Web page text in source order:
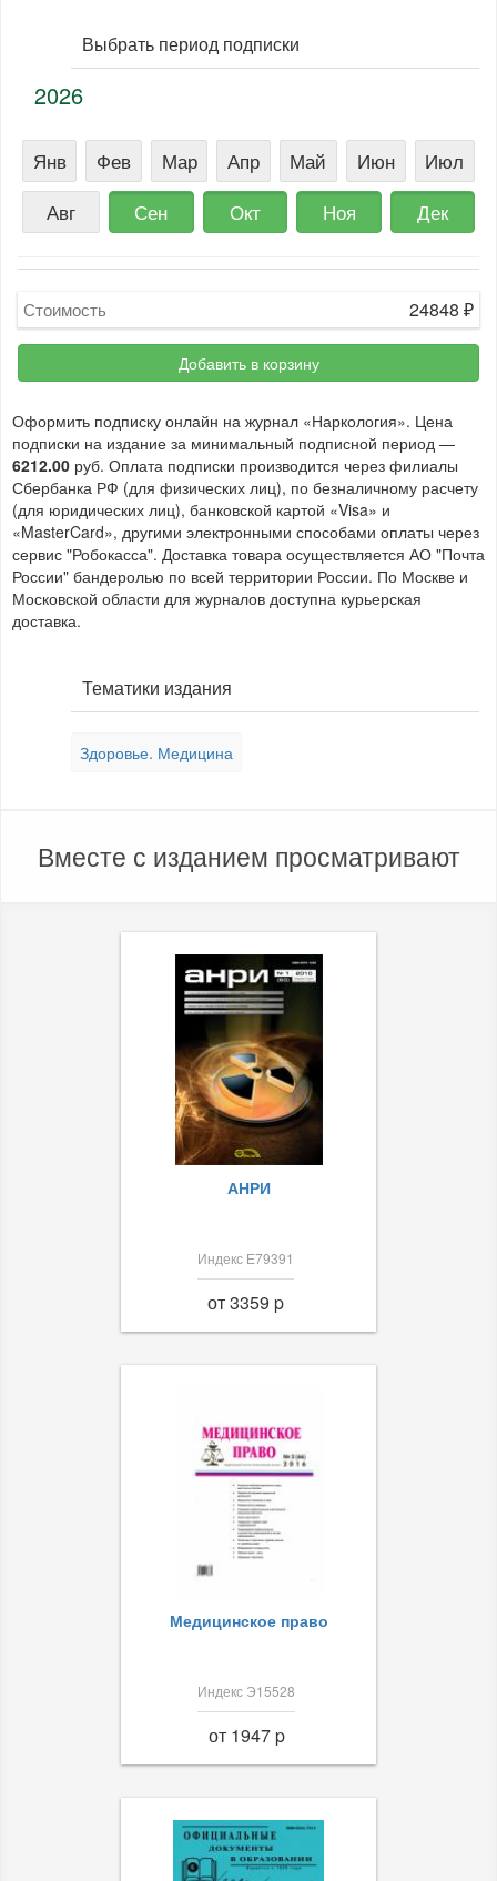
Выбрать период подписки
2026
Янв Фев Мар Апр Май Июн
Июл
Авг
Сен Окт Ноя Дек
Стоимость 24848 ₽
Добавить в корзину
Оформить подписку онлайн на журнал «Наркология». Цена
подписки на издание за минимальный подписной период —
6212.00 руб. Оплата подписки производится через филиалы
Сбербанка РФ (для физических лиц), по безналичному расчету
(для юридических лиц), банковской картой «Visa» и
«MasterCard», другими электронными способами оплаты через
сервис "Робокасса". Доставка товара осуществляется АО "Почта
России" бандеролью по всей территории России. По Москве и
Московской области для журналов доступна курьерская
доставка.
Тематики издания
Здоровье. Медицина
Вместе с изданием просматривают
АНРИ
Индекс Е79391
от 3359 p
Медицинское право
Индекс Э15528
от 1947 p